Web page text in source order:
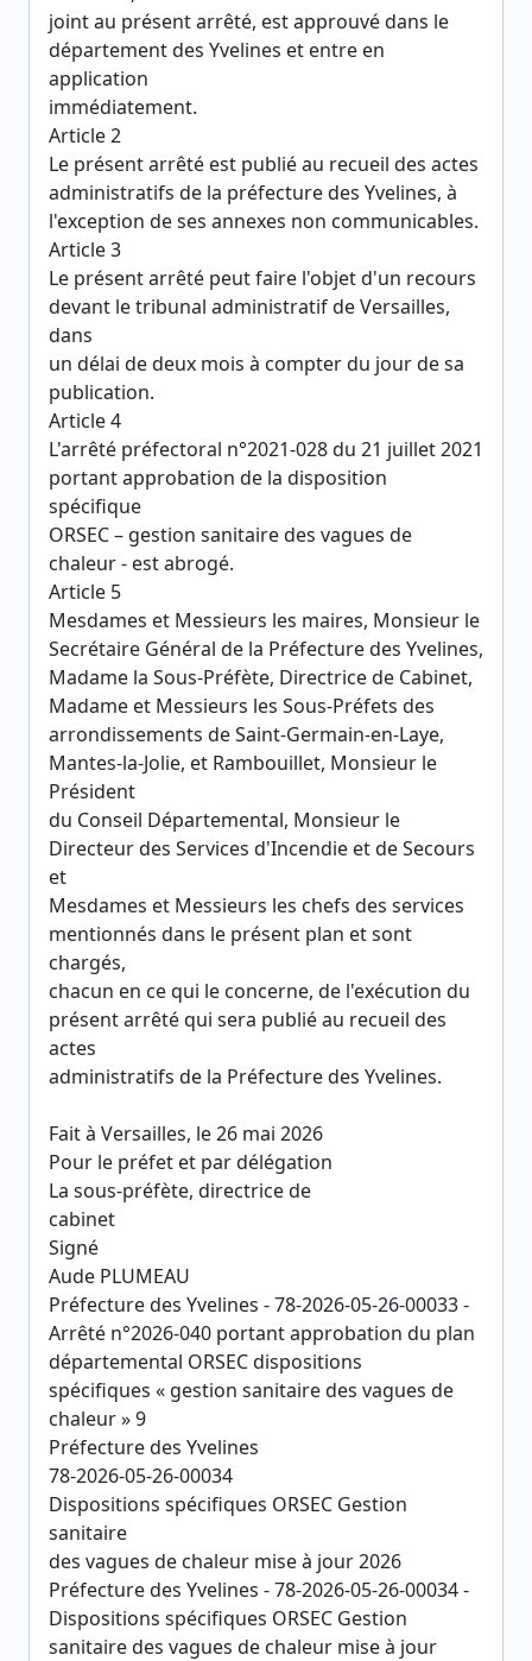
joint au présent arrêté, est approuvé dans le
département des Yvelines et entre en
application
immédiatement.
Article 2
Le présent arrêté est publié au recueil des actes
administratifs de la préfecture des Yvelines, à
l'exception de ses annexes non communicables.
Article 3
Le présent arrêté peut faire l'objet d'un recours
devant le tribunal administratif de Versailles,
dans
un délai de deux mois à compter du jour de sa
publication.
Article 4
L'arrêté préfectoral n°2021-028 du 21 juillet 2021
portant approbation de la disposition
spécifique
ORSEC – gestion sanitaire des vagues de
chaleur - est abrogé.
Article 5
Mesdames et Messieurs les maires, Monsieur le
Secrétaire Général de la Préfecture des Yvelines,
Madame la Sous-Préfète, Directrice de Cabinet,
Madame et Messieurs les Sous-Préfets des
arrondissements de Saint-Germain-en-Laye,
Mantes-la-Jolie, et Rambouillet, Monsieur le
Président
du Conseil Départemental, Monsieur le
Directeur des Services d'Incendie et de Secours
et
Mesdames et Messieurs les chefs des services
mentionnés dans le présent plan et sont
chargés,
chacun en ce qui le concerne, de l'exécution du
présent arrêté qui sera publié au recueil des
actes
administratifs de la Préfecture des Yvelines.
Fait à Versailles, le 26 mai 2026
Pour le préfet et par délégation
La sous-préfète, directrice de
cabinet
Signé
Aude PLUMEAU
Préfecture des Yvelines - 78-2026-05-26-00033 -
Arrêté n°2026-040 portant approbation du plan
départemental ORSEC dispositions
spécifiques « gestion sanitaire des vagues de
chaleur » 9
Préfecture des Yvelines
78-2026-05-26-00034
Dispositions spécifiques ORSEC Gestion
sanitaire
des vagues de chaleur mise à jour 2026
Préfecture des Yvelines - 78-2026-05-26-00034 -
Dispositions spécifiques ORSEC Gestion
sanitaire des vagues de chaleur mise à jour